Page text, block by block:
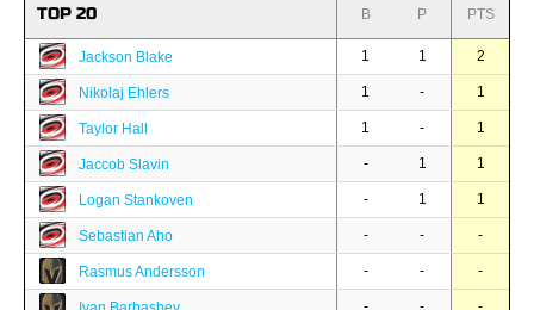
TOP 20 B P PTS
Jackson Blake 1 1 2
Nikolaj Ehlers 1 - 1
Taylor Hall 1 - 1
Jaccob Slavin - 1 1
Logan Stankoven - 1 1
Sebastian Aho - - -
Rasmus Andersson - - -
- - -